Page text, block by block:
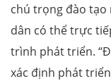
chú trọng đào tạo
dân có thể trực
trình phát triển.
xác định phát